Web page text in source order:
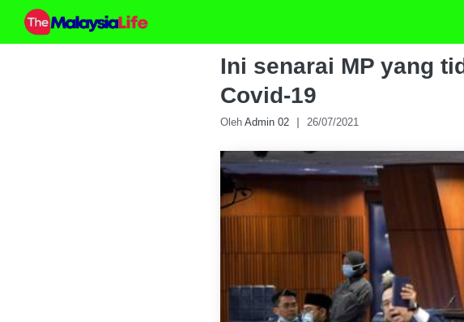
Skip
Ini senarai MP yang
Covid-19
Oleh Admin 02 26/07/2021